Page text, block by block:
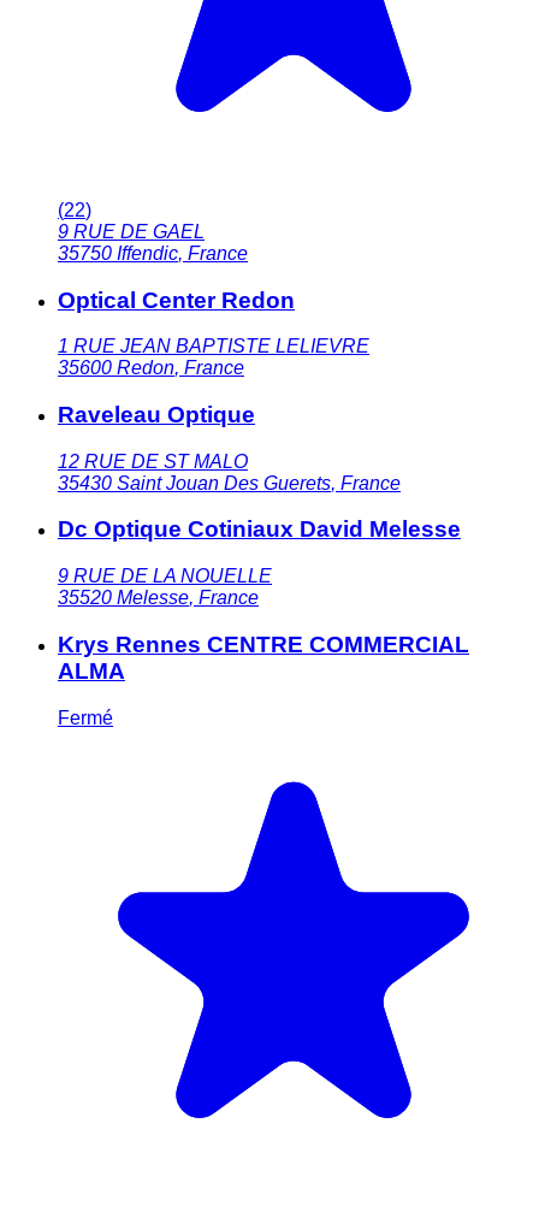
(22)
9 RUE DE GAEL
35750 Iffendic, France
Optical Center Redon
1 RUE JEAN BAPTISTE LELIEVRE
35600 Redon, France
Raveleau Optique
12 RUE DE ST MALO
35430 Saint Jouan Des Guerets, France
Dc Optique Cotiniaux David Melesse
9 RUE DE LA NOUELLE
35520 Melesse, France
Krys Rennes CENTRE COMMERCIAL
ALMA
Fermé